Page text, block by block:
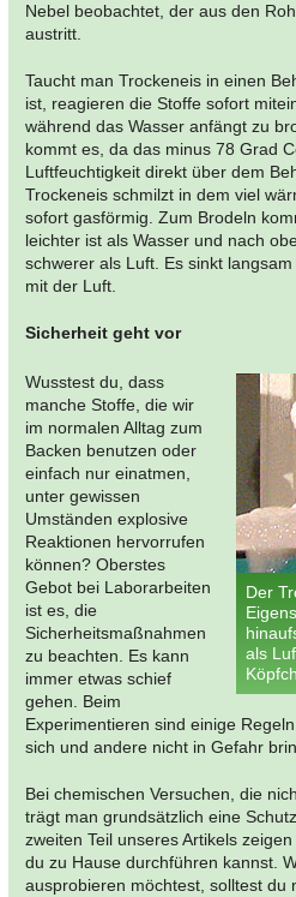
Nebel beobachtet, der aus den
austritt.
Taucht man Trockeneis in einen
ist, reagieren die Stoffe sofort
während das Wasser anfängt zu
kommt es, da das minus 78 Grad
Luftfeuchtigkeit direkt über dem
Trockeneis schmilzt in dem viel
sofort gasförmig. Zum Brodeln
leichter ist als Wasser und nach
schwerer als Luft. Es sinkt
mit der Luft.
Sicherheit geht vor
Der
als
Wusstest du, dass
manche Stoffe, die wir
im normalen Alltag zum
Backen benutzen oder
einfach nur einatmen,
unter gewissen
Umständen explosive
Reaktionen hervorrufen
können? Oberstes
Gebot bei Laborarbeiten
ist es, die
Sicherheitsmaßnahmen
zu beachten. Es kann
immer etwas schief
gehen. Beim
Experimentieren sind einige
sich und andere nicht in Gefahr
Bei chemischen Versuchen, die
trägt man grundsätzlich eine
zweiten Teil unseres Artikels
du zu Hause durchführen kannst.
ausprobieren möchtest, solltest du